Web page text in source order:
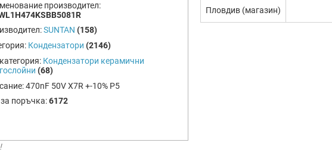
производител:
SUNTAN (158)
Кондензатори (2146)
Кондензатори керамични
(68)
470nF 50V X7R +-10% P5
поръчка:6172
Пловдив (магазин)